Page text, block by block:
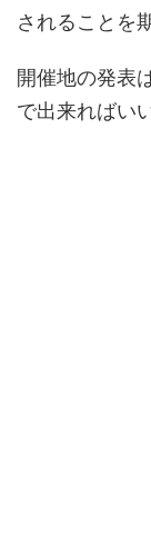
されることを
開催地の発表
で出来ればい